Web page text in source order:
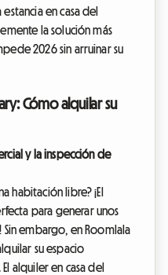
en casa del
la solución más
2026 sin arruinar su
Cómo alquilar su
y la inspección de
habitación libre? ¡El
para generar unos
Sin embargo, en Roomlala
su espacio
alquiler en casa del